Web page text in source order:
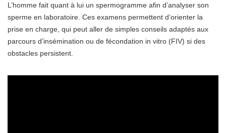
L’homme fait quant à lui un spermogramme afin d’analyser son
sperme en laboratoire. Ces examens permettent d’orienter la
prise en charge, qui peut aller de simples conseils adaptés aux
parcours d’insémination ou de fécondation in vitro (FIV) si des
obstacles persistent.